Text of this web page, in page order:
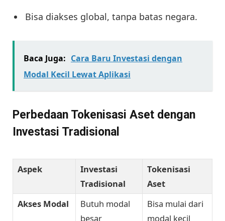
Bisa diakses global, tanpa batas negara.
Baca Juga: Cara Baru Investasi dengan
Modal Kecil Lewat Aplikasi
Perbedaan Tokenisasi Aset dengan
Investasi Tradisional
Aspek
Investasi
Tradisional
Tokenisasi
Aset
Akses Modal
Butuh modal
besar
Bisa mulai dari
modal kecil